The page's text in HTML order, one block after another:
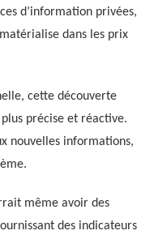
d’information privées,
dans les prix
cette découverte
précise et réactive.
nouvelles informations,
même avoir des
des indicateurs